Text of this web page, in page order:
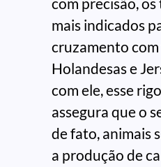
mais indicados
cruzamento com
Holandesas e
com ele, esse
assegura que o
de fato, animais
a produção de